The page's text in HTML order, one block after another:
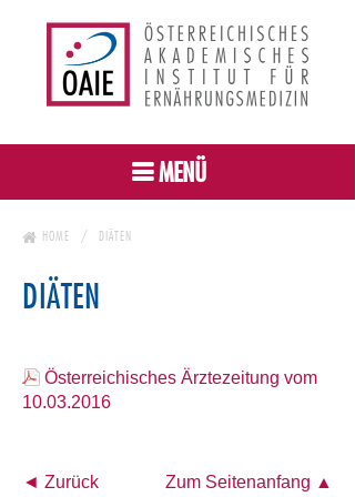
MENÜ
HOME DIÄTEN
DIÄTEN
Österreichisches Ärztezeitung vom
10.03.2016
◄ Zurück Zum Seitenanfang ▲